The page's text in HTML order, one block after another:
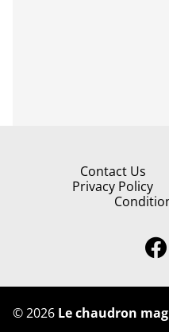
Contact Us
Privacy Policy
©2026 Le chaudron